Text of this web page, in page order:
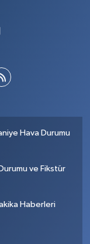
Hava Durumu
ve Fikstür
Haberleri